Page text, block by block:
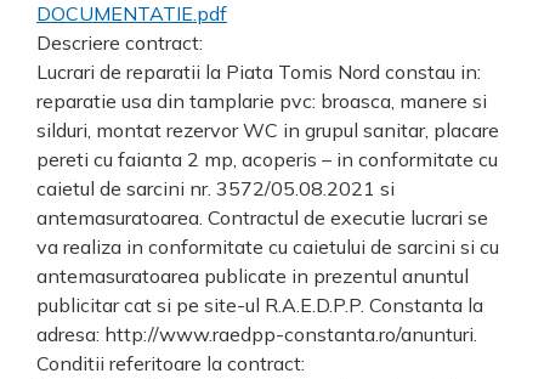
DOCUMENTATIE.pdf
Descriere contract:
Lucrari de reparatii la Piata Tomis Nord constau in:
reparatie usa din tamplarie pvc: broasca, manere si
silduri, montat rezervor WC in grupul sanitar, placare
pereti cu faianta 2 mp, acoperis – in conformitate cu
caietul de sarcini nr. 3572/05.08.2021 si
antemasuratoarea. Contractul de executie lucrari se
va realiza in conformitate cu caietului de sarcini si cu
antemasuratoarea publicate in prezentul anuntul
publicitar cat si pe site-ul R.A.E.D.P.P. Constanta la
adresa: http://www.raedpp-constanta.ro/anunturi.
Conditii referitoare la contract: